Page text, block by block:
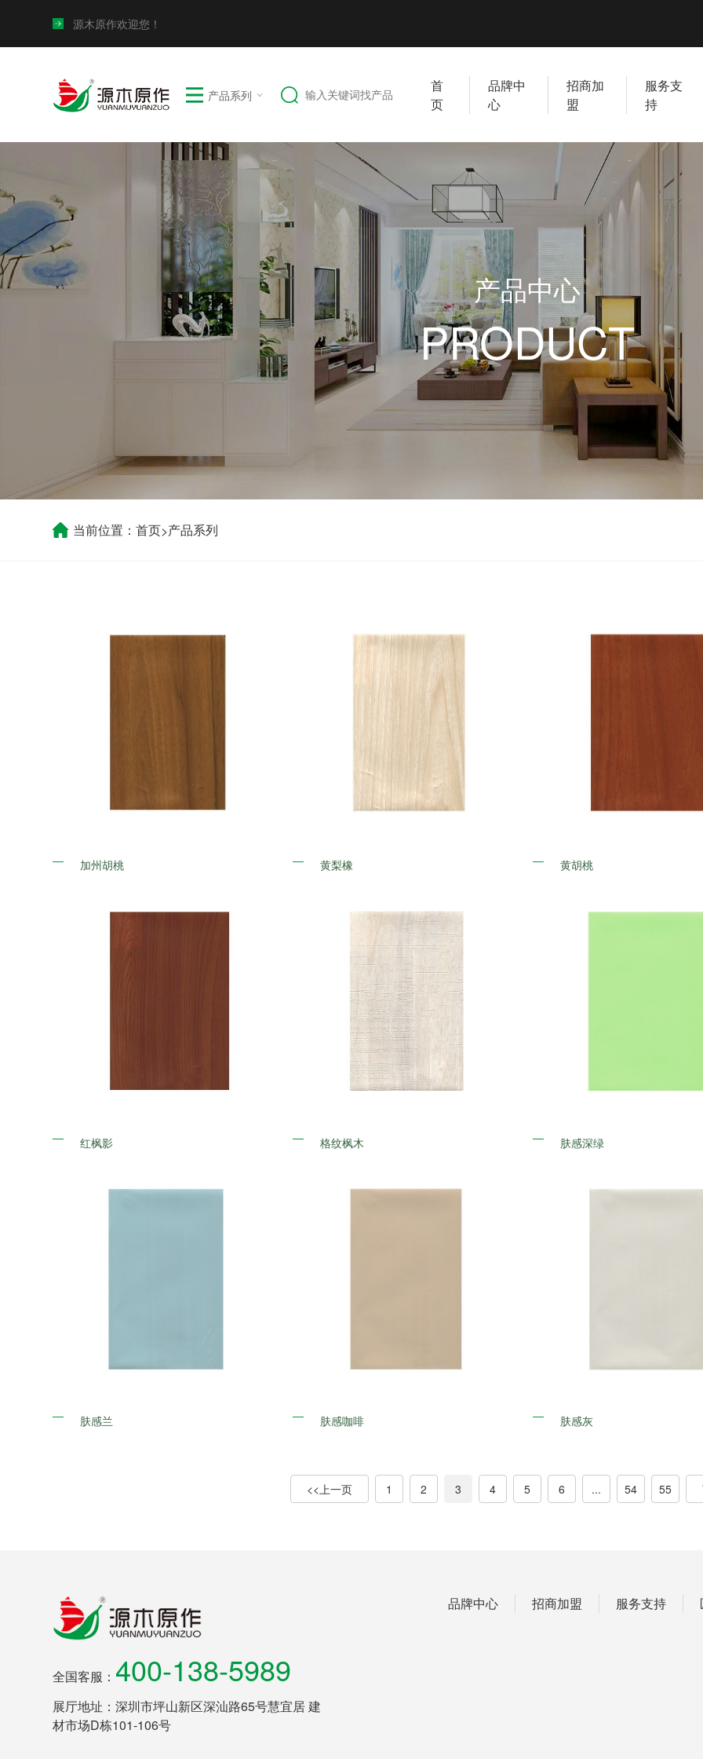
源木原作欢迎您！
产品系列
首
页
品牌中
心
招商加
盟
服务支
持
产品中心
PRODUCT
当前位置：首页>产品系列
加州胡桃 黄梨橡 黄胡桃
红枫影 格纹枫木 肤感深绿
肤感兰 肤感咖啡 肤感灰
1 2 3 4 5 6 ... 54 55
全国客服： 400-138-5989
展厅地址：深圳市坪山新区深汕路65号慧宜居 建
材市场D栋101-106号
品牌中心 招商加盟 服务支持